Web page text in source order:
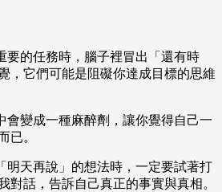
要的任務時，腦子裡冒出「還有時
，它們可能是阻礙你達成目標的思維
會變成一種麻醉劑，讓你覺得自己一
已。
明天再說」的想法時，一定要試著打
對話，告訴自己真正的事實與真相。